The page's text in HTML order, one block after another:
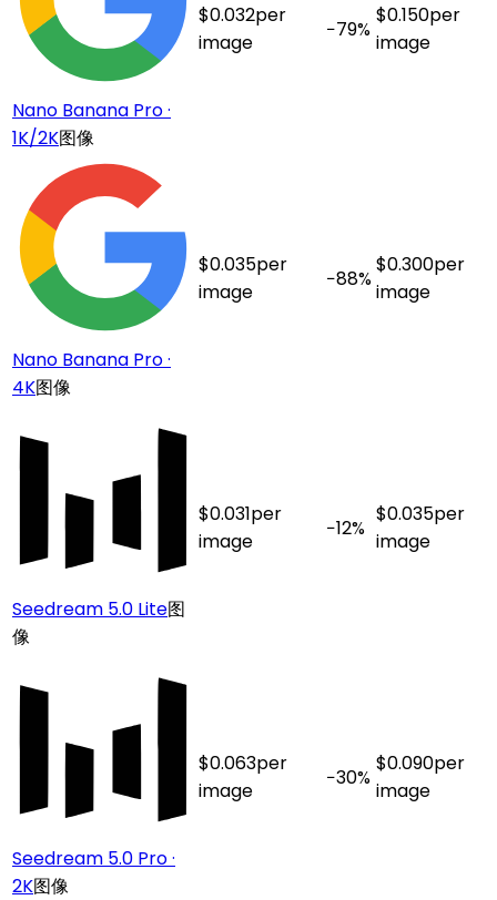
Nano Banana Pro ·
1K/2K图像
$0.032per
image
−79%
$0.150per
image
Nano Banana Pro ·
4K图像
$0.035per
image
−88%
$0.300per
image
Seedream 5.0 Lite图
像
$0.031per
image
−12%
$0.035per
image
Seedream 5.0 Pro ·
2K图像
$0.063per
image
−30%
$0.090per
image